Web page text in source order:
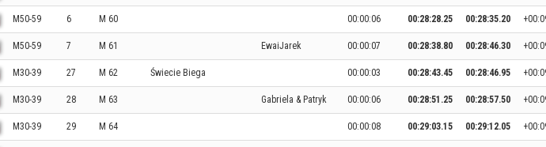
M50-59 6 M 60 00:00:06 00:28:28.25 00:28:35.20
M50-59 7 M 61 EwaiJarek 00:00:07 00:28:38.80 00:28:46.30
M30-39 27 M 62 Świecie Biega 00:00:03 00:28:43.45 00:28:46.95
M30-39 28 M 63 Gabriela & Patryk 00:00:06 00:28:51.25 00:28:57.50
M30-39 29 M 64 00:00:08 00:29:03.15 00:29:12.05